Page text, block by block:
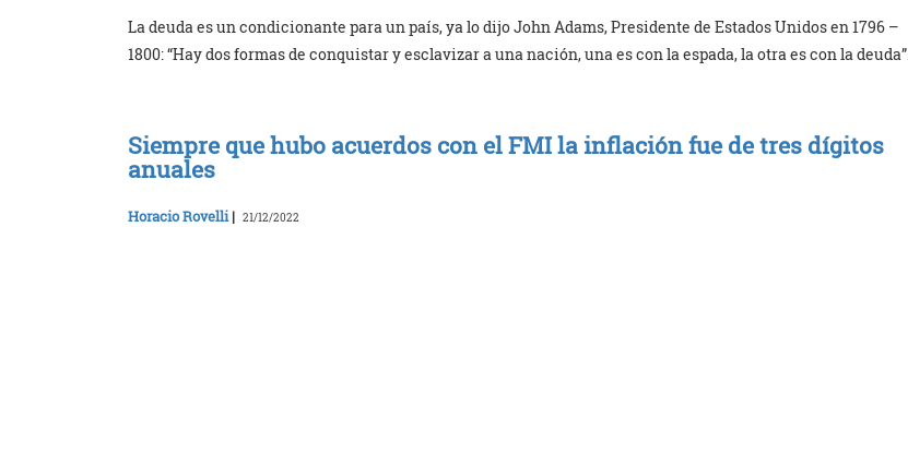
La deuda es un condicionante para un país, ya lo dijo John Adams, Presidente de Estados Unidos en 1796 –
1800: “Hay dos formas de conquistar y esclavizar a una nación, una es con la espada, la otra es con la deuda”.
Siempre que hubo acuerdos con el FMI la inflación fue de tres dígitos
anuales
Horacio Rovelli| 21/12/2022